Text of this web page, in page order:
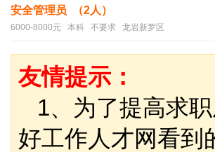
安全管理员 （2人）
6000-8000元 本科 不要求 龙岩新罗区
友情提示：
1、为了提高求
好工作人才网看到